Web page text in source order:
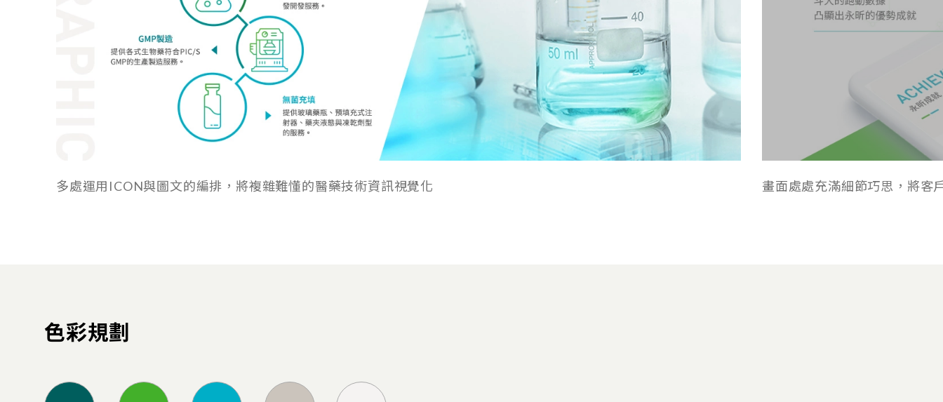
多處運用ICON與圖文的編排，將複雜難懂的醫藥技術資訊視覺化 畫面處處充滿細節巧思，將客
色彩規劃